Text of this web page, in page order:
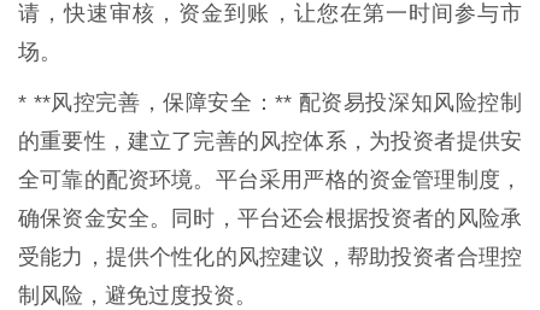
请，快速审核，资金到账，让您在第一时间参与市
场。
* **风控完善，保障安全：** 配资易投深知风险控制
的重要性，建立了完善的风控体系，为投资者提供安
全可靠的配资环境。平台采用严格的资金管理制度，
确保资金安全。同时，平台还会根据投资者的风险承
受能力，提供个性化的风控建议，帮助投资者合理控
制风险，避免过度投资。